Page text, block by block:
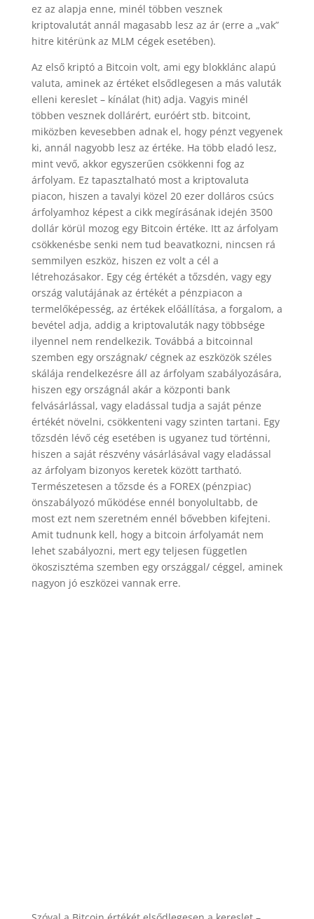
ez az alapja enne, minél többen vesznek
kriptovalutát annál magasabb lesz az ár (erre a „vak”
hitre kitérünk az MLM cégek esetében).
Az első kriptó a Bitcoin volt, ami egy blokklánc alapú
valuta, aminek az értéket elsődlegesen a más valuták
elleni kereslet – kínálat (hit) adja. Vagyis minél
többen vesznek dollárért, euróért stb. bitcoint,
miközben kevesebben adnak el, hogy pénzt vegyenek
ki, annál nagyobb lesz az értéke. Ha több eladó lesz,
mint vevő, akkor egyszerűen csökkenni fog az
árfolyam. Ez tapasztalható most a kriptovaluta
piacon, hiszen a tavalyi közel 20 ezer dolláros csúcs
árfolyamhoz képest a cikk megírásának idején 3500
dollár körül mozog egy Bitcoin értéke. Itt az árfolyam
csökkenésbe senki nem tud beavatkozni, nincsen rá
semmilyen eszköz, hiszen ez volt a cél a
létrehozásakor. Egy cég értékét a tőzsdén, vagy egy
ország valutájának az értékét a pénzpiacon a
termelőképesség, az értékek előállítása, a forgalom, a
bevétel adja, addig a kriptovaluták nagy többsége
ilyennel nem rendelkezik. Továbbá a bitcoinnal
szemben egy országnak/ cégnek az eszközök széles
skálája rendelkezésre áll az árfolyam szabályozására,
hiszen egy országnál akár a központi bank
felvásárlással, vagy eladással tudja a saját pénze
értékét növelni, csökkenteni vagy szinten tartani. Egy
tőzsdén lévő cég esetében is ugyanez tud történni,
hiszen a saját részvény vásárlásával vagy eladással
az árfolyam bizonyos keretek között tartható.
Természetesen a tőzsde és a FOREX (pénzpiac)
önszabályozó működése ennél bonyolultabb, de
most ezt nem szeretném ennél bővebben kifejteni.
Amit tudnunk kell, hogy a bitcoin árfolyamát nem
lehet szabályozni, mert egy teljesen független
ökoszisztéma szemben egy országgal/ céggel, aminek
nagyon jó eszközei vannak erre.